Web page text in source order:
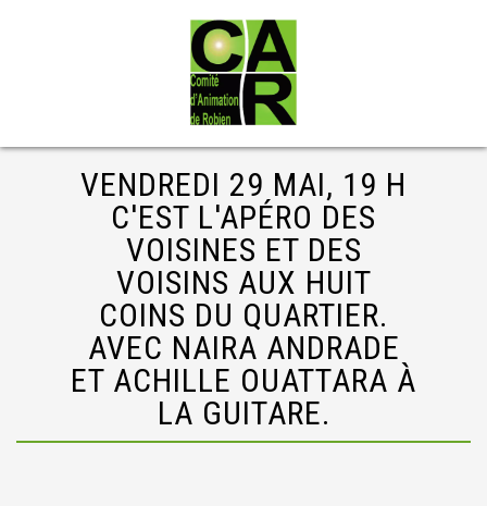
VENDREDI 29 MAI, 19 H
C'EST L'APÉRO DES
VOISINES ET DES
VOISINS AUX HUIT
COINS DU QUARTIER.
AVEC NAIRA ANDRADE
ET ACHILLE OUATTARA À
LA GUITARE.